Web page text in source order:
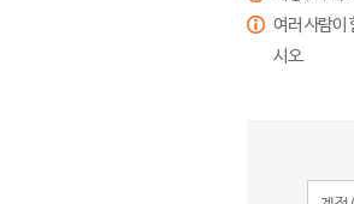
여러 사람이
시오.